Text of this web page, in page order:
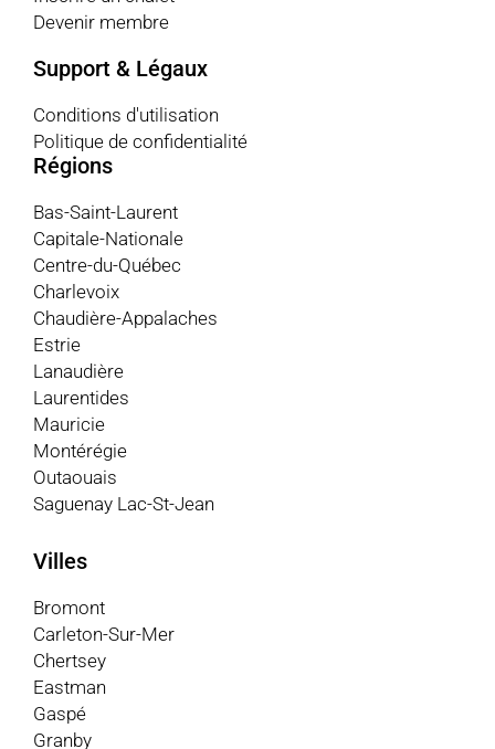
Devenir membre
Support & Légaux
Conditions d'utilisation
Politique de confidentialité
Régions
Bas-Saint-Laurent
Capitale-Nationale
Centre-du-Québec
Charlevoix
Chaudière-Appalaches
Estrie
Lanaudière
Laurentides
Mauricie
Montérégie
Outaouais
Saguenay Lac-St-Jean
Villes
Bromont
Carleton-Sur-Mer
Chertsey
Eastman
Gaspé
Granby